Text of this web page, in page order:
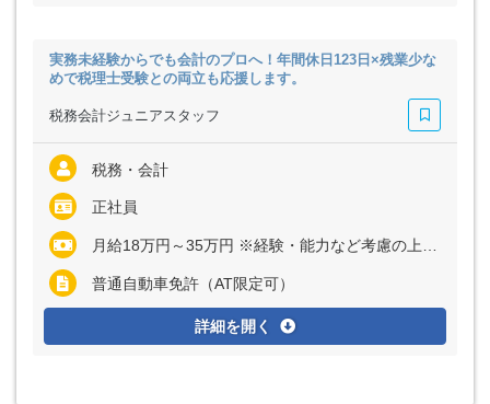
実務未経験からでも会計のプロへ！年間休日123日×残業少な
めで税理士受験との両立も応援します。
税務会計ジュニアスタッフ
税務・会計
正社員
月給18万円～35万円 ※経験・能力など考慮の上、決定いたします ※残業代は全額支給
普通自動車免許（AT限定可）
詳細を開く